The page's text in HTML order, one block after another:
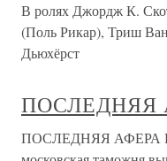
В ролях Джордж К.
(Поль Рикар), Триш
Дьюхёрст
ПОСЛЕДНЯЯ
ПОСЛЕДНЯЯ АФЕРА